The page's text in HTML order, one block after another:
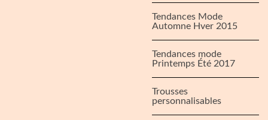
Tendances Mode
Automne Hver 2015
Tendances mode
Printemps Été 2017
Trousses
personnalisables